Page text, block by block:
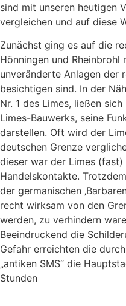
sind mit unseren heutigen
vergleichen und auf diese
Zunächst ging es auf die
Hönningen und
unveränderte Anlagen der
besichtigen sind. In der
Nr. 1 des Limes, ließen
Limes-Bauwerks, seine
darstellen. Oft wird der
deutschen Grenze
dieser war der Limes
Handelskontakte.
der germanischen
recht wirksam von den
werden, zu verhindern
Beeindruckend die
Gefahr erreichten die
„antiken SMS“ die
Stunden